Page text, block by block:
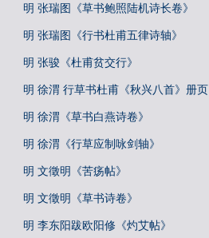
明 张瑞图《草书鲍照陆机诗长卷》
明 张瑞图《行书杜甫五律诗轴》
明 张骏《杜甫贫交行》
明 徐渭 行草书杜甫《秋兴八首》册页
明 徐渭《草书白燕诗卷》
明 徐渭《行草应制咏剑轴》
明 文徵明《苦疡帖》
明 文徵明《草书诗卷》
明 李东阳跋欧阳修《灼艾帖》